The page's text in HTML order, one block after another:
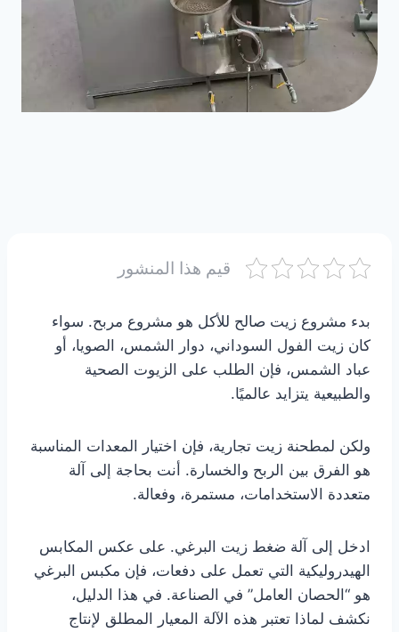
قيم هذا المنشور
بدء مشروع زيت صالح للأكل هو مشروع مربح. سواء
كان زيت الفول السوداني، دوار الشمس، الصويا، أو
عباد الشمس، فإن الطلب على الزيوت الصحية
والطبيعية يتزايد عالميًا.
ولكن لمطحنة زيت تجارية، فإن اختيار المعدات المناسبة
هو الفرق بين الربح والخسارة. أنت بحاجة إلى آلة
متعددة الاستخدامات، مستمرة، وفعالة.
ادخل إلى آلة ضغط زيت البرغي. على عكس المكابس
الهيدروليكية التي تعمل على دفعات، فإن مكبس البرغي
هو “الحصان العامل” في الصناعة. في هذا الدليل،
نكشف لماذا تعتبر هذه الآلة المعيار المطلق لإنتاج